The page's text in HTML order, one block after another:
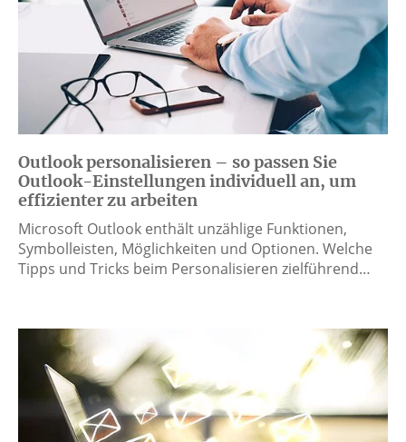
Outlook personalisieren – so passen Sie
Outlook-Einstellungen individuell an, um
effizienter zu arbeiten
Microsoft Outlook enthält unzählige Funktionen,
Symbolleisten, Möglichkeiten und Optionen. Welche
Tipps und Tricks beim Personalisieren zielführend…